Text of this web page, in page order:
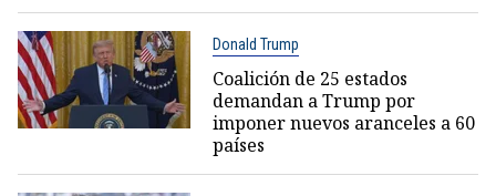
Donald Trump
Coalición de 25 estados
demandan a Trump por
imponer nuevos aranceles a 60
países